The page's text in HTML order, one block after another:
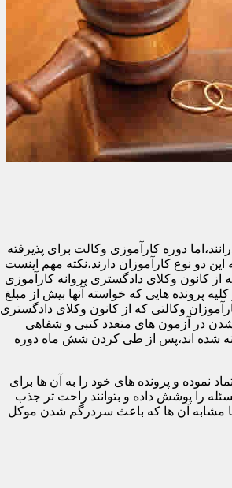
187) ملزم هستند تا دوره کارآموزی وکالت را بگذرانند،اما دوره کارآموزی وکالت برای پذیرفته
دو نوع کارآموزان دارند،نکته مهم اینست
کانون وکلای دادگستری پروانه کارآموزی
پرونده هایی که خواسته آنها بیش از مبلغ
وکالتی که از کانون وکلای دادگستری
در آزمون های متعدد کتبی و شفاهی
پروانه وکالت پایه یک دریافت کنند.در مقابل،کارآموزان وکالتی که در آزمون مرکز وکلا و مشاوران حقوقی قوه قضائیه (ماده 187) پذیرفته شده اند،پس از طی کردن شش ماه دوره
نموده و پرونده های خود را به آن ها برای
را پوشش داده و بتوانند راحت تر جذب
یا مشابه آن ها که باعث سردرگم شدن موکل